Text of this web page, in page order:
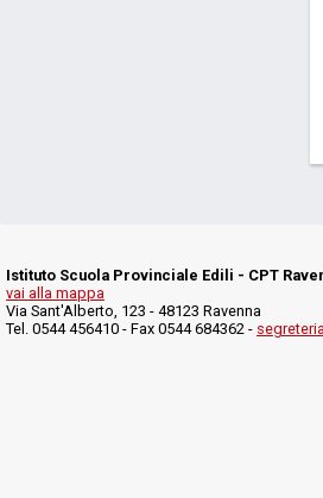
Istituto Scuola Provinciale Edili - CPT
vai alla mappa
Via Sant'Alberto, 123 - 48123 Ravenna
Tel. 0544 456410 - Fax 0544 684362 -